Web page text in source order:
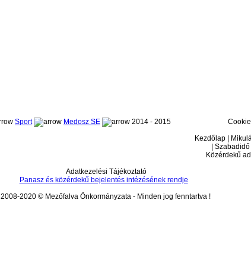
Sport Medosz SE
2014 - 2015
Kezdőlap |
|
Közérdekű
Adatkezelési Tájékoztató
Panasz és közérdekű bejelentés intézésének rendje
2008-2020 © Mezőfalva Önkormányzata - Minden jog fenntartva !